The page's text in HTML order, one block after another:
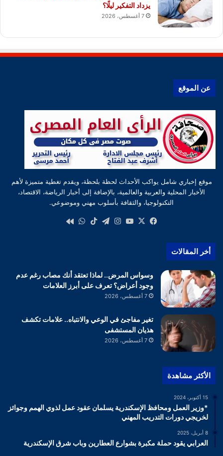
يزداد التفكير ليلًا؟
7 أغسطس، 2026
عن الموقع
موقع إخباري شامل يواكب الأحداث لحظة بلحظة، ويقدم تغطية متميزة لأهم
الأخبار المحلية والعربية والعالمية، بالإضافة إلى أخبار الرياضة، الاقتصاد،
التكنولوجيا، والثقافة بأسلوب مهني وموضوعي.
فيسبوك
‫X
‫YouTube
انستقرام
تيلقرام‫TikTokواتساب
أخر المقالات
وسواس المرض.. لماذا تعتقد أنك مصاب رغم عدم
وجود أعراض؟ تعرف على أبرز العلامات
7 أغسطس، 2026
تغير مفاجئ في الوعي والانتباه.. علامات تكشف
هذيان المستشفى
7 أغسطس، 2026
الأكثر مشاهدة
15 أكتوبر، 2024
*وزير العمل ومحافظ الإسكندرية يسلمان عقود عمل لذوي الهمم وجوائز
لخريجي دورات التدريب المهني
8 أبريل، 2025
العرابي يقود حملة مكبرة بشوارع العطارين وباب شرق الإسكندرية